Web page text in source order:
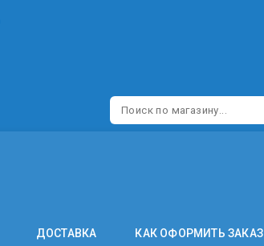
ДОСТАВКА КАК ОФОРМИТЬ ЗАКАЗ